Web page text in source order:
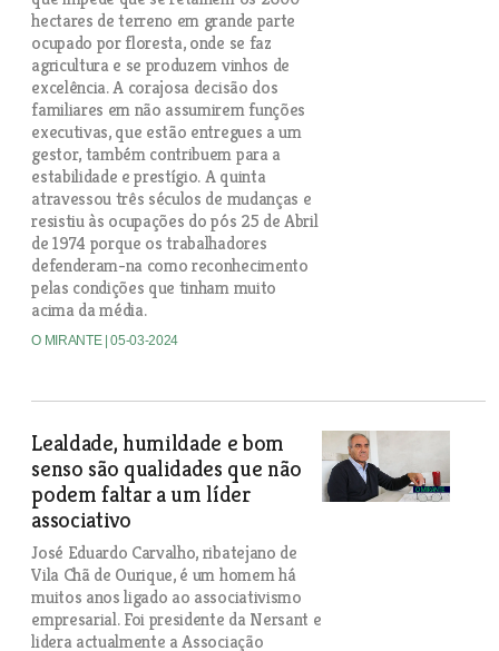
hectares de terreno em grande parte
ocupado por floresta, onde se faz
agricultura e se produzem vinhos de
excelência. A corajosa decisão dos
familiares em não assumirem funções
executivas, que estão entregues a um
gestor, também contribuem para a
estabilidade e prestígio. A quinta
atravessou três séculos de mudanças e
resistiu às ocupações do pós 25 de Abril
de 1974 porque os trabalhadores
defenderam-na como reconhecimento
pelas condições que tinham muito
acima da média.
O MIRANTE | 05-03-2024
Lealdade, humildade e bom
senso são qualidades que não
podem faltar a um líder
associativo
José Eduardo Carvalho, ribatejano de
Vila Chã de Ourique, é um homem há
muitos anos ligado ao associativismo
empresarial. Foi presidente da Nersant e
lidera actualmente a Associação